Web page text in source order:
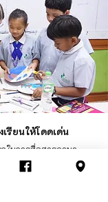
รียนให้โดดเด่น
ในการสื่อสารภาษา
นการเข้าสู่ประชาคม
ยนมีความสามัคคี